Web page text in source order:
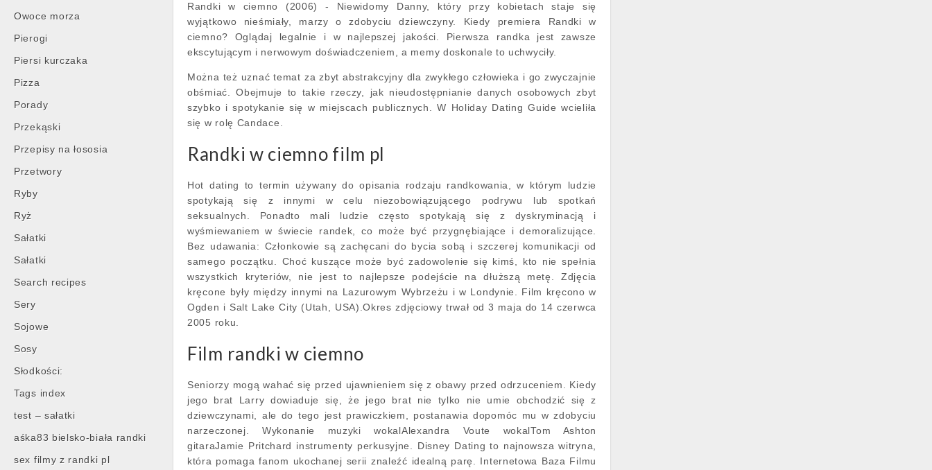
Owoce morza
Pierogi
Piersi kurczaka
Pizza
Porady
Przekąski
Przepisy na łososia
Przetwory
Ryby
Ryż
Sałatki
Sałatki
Search recipes
Sery
Sojowe
Sosy
Słodkości:
Tags index
test – sałatki
aśka83 bielsko-biała randki
sex filmy z randki pl
Randki w ciemno (2006) - Niewidomy Danny, który przy kobietach staje się
wyjątkowo nieśmiały, marzy o zdobyciu dziewczyny. Kiedy premiera Randki w
ciemno? Oglądaj legalnie i w najlepszej jakości. Pierwsza randka jest zawsze
ekscytującym i nerwowym doświadczeniem, a memy doskonale to uchwyciły.
Można też uznać temat za zbyt abstrakcyjny dla zwykłego człowieka i go zwyczajnie
obśmiać. Obejmuje to takie rzeczy, jak nieudostępnianie danych osobowych zbyt
szybko i spotykanie się w miejscach publicznych. W Holiday Dating Guide wcieliła
się w rolę Candace.
Randki w ciemno film pl
Hot dating to termin używany do opisania rodzaju randkowania, w którym ludzie
spotykają się z innymi w celu niezobowiązującego podrywu lub spotkań
seksualnych. Ponadto mali ludzie często spotykają się z dyskryminacją i
wyśmiewaniem w świecie randek, co może być przygnębiające i demoralizujące.
Bez udawania: Członkowie są zachęcani do bycia sobą i szczerej komunikacji od
samego początku. Choć kuszące może być zadowolenie się kimś, kto nie spełnia
wszystkich kryteriów, nie jest to najlepsze podejście na dłuższą metę. Zdjęcia
kręcone były między innymi na Lazurowym Wybrzeżu i w Londynie. Film kręcono w
Ogden i Salt Lake City (Utah, USA).Okres zdjęciowy trwał od 3 maja do 14 czerwca
2005 roku.
Film randki w ciemno
Seniorzy mogą wahać się przed ujawnieniem się z obawy przed odrzuceniem. Kiedy
jego brat Larry dowiaduje się, że jego brat nie tylko nie umie obchodzić się z
dziewczynami, ale do tego jest prawiczkiem, postanawia dopomóc mu w zdobyciu
narzeczonej. Wykonanie muzyki wokalAlexandra Voute wokalTom Ashton
gitaraJamie Pritchard instrumenty perkusyjne. Disney Dating to najnowsza witryna,
która pomaga fanom ukochanej serii znaleźć idealną parę. Internetowa Baza Filmu